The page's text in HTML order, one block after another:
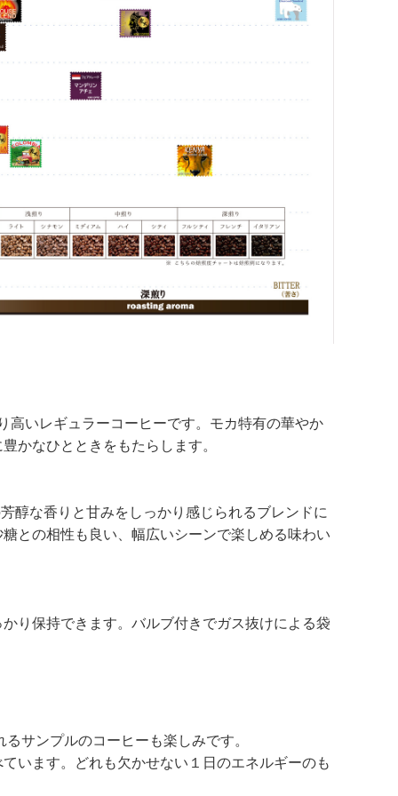
高いレギュラーコーヒーです。モカ特有の華やか
かなひとときをもたらします。
醇な香りと甘みをしっかり感じられるブレンドに
との相性も良い、幅広いシーンで楽しめる味わい
り保持できます。バルブ付きでガス抜けによる袋
サンプルのコーヒーも楽しみです。
います。どれも欠かせない１日のエネルギーのも